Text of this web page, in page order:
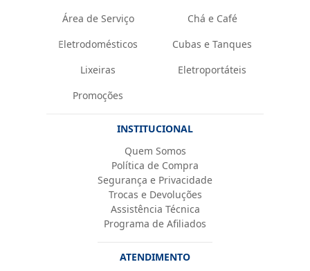
Área de Serviço
Chá e Café
Eletrodomésticos
Cubas e Tanques
Lixeiras
Eletroportáteis
Promoções
INSTITUCIONAL
Quem Somos
Política de Compra
Segurança e Privacidade
Trocas e Devoluções
Assistência Técnica
Programa de Afiliados
ATENDIMENTO